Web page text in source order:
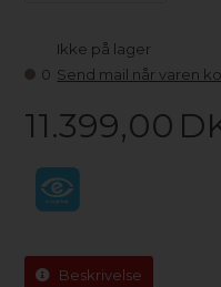
0
Ikke på lager
Send mail når varen
11.399,00
Beskrivelse